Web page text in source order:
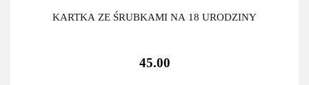
KARTKA ZE ŚRUBKAMI NA 18 URODZINY
45.00